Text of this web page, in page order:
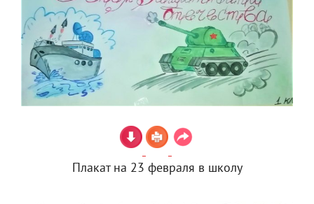
Плакат на 23 февраля в школу